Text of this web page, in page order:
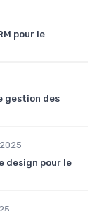
pour le
gestion des
design pour le